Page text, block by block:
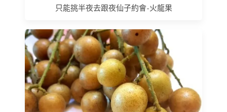
只能挑半夜去跟夜仙子約會-火龍果